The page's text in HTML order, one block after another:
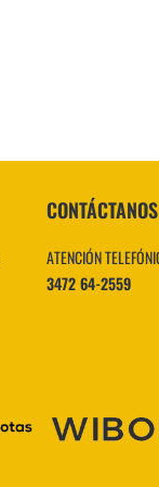
CONTÁCTANOS
ATENCIÓN
3472 64-2559